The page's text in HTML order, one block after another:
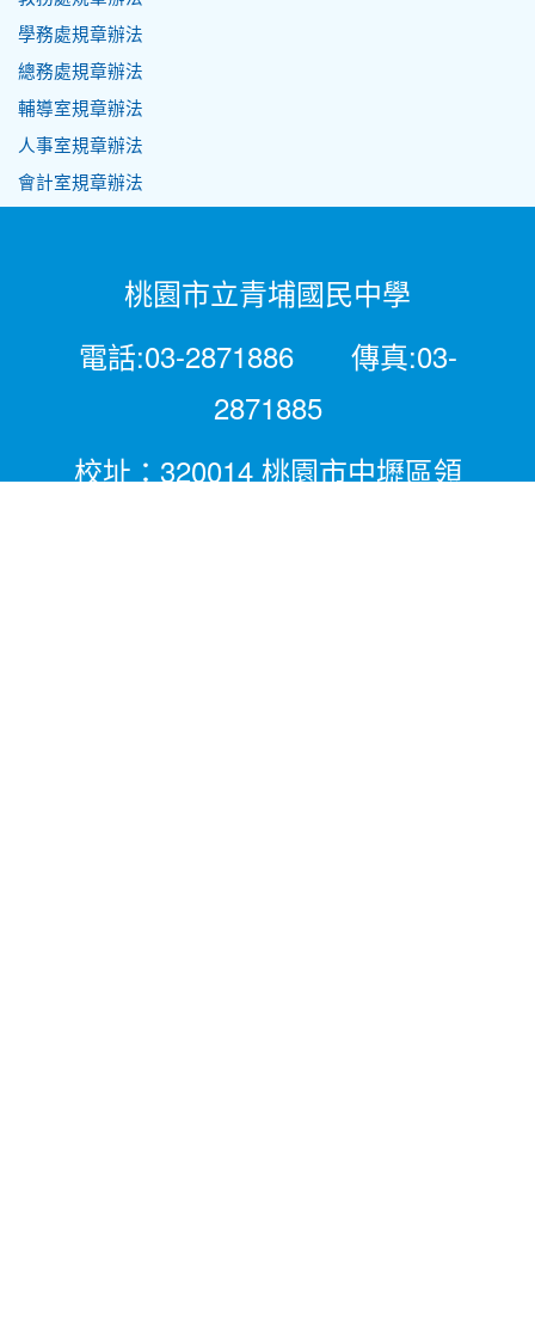
學務處規章辦法
總務處規章辦法
輔導室規章辦法
人事室規章辦法
會計室規章辦法
桃園市立青埔國民中學
電話:03-2871886 傳真:03-
2871885
校址：320014 桃園市中壢區領